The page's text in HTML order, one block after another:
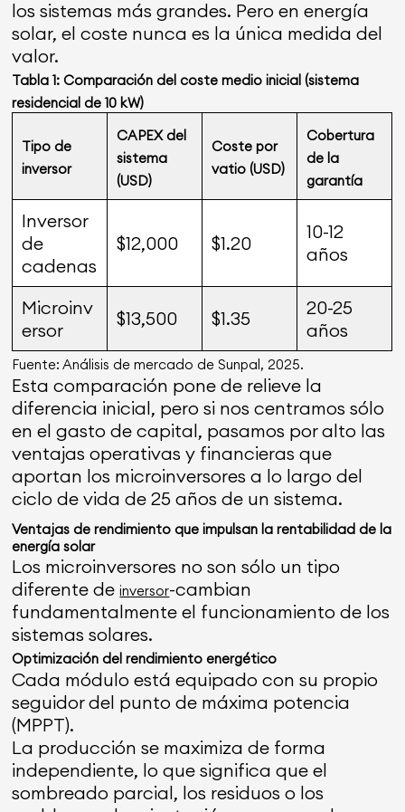
los sistemas más grandes. Pero en energía
solar, el coste nunca es la única medida del
valor.
Tabla 1: Comparación del coste medio inicial (sistema
residencial de 10 kW)
Tipo de
inversor
CAPEX del
sistema
(USD)
Coste por
vatio (USD)
Cobertura
de la
garantía
Inversor
de
cadenas
$12,000 $1.20
10-12
años
Microinv
ersor
$13,500 $1.35
20-25
años
Fuente: Análisis de mercado de Sunpal, 2025.
Esta comparación pone de relieve la
diferencia inicial, pero si nos centramos sólo
en el gasto de capital, pasamos por alto las
ventajas operativas y financieras que
aportan los microinversores a lo largo del
ciclo de vida de 25 años de un sistema.
Ventajas de rendimiento que impulsan la rentabilidad de la
energía solar
Los microinversores no son sólo un tipo
diferente deinversor-cambian
fundamentalmente el funcionamiento de los
sistemas solares.
Optimización del rendimiento energético
Cada módulo está equipado con su propio
seguidor del punto de máxima potencia
(MPPT).
La producción se maximiza de forma
independiente, lo que significa que el
sombreado parcial, los residuos o los